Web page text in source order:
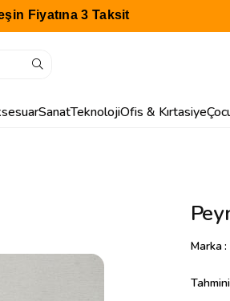
Fiyatına 3 Taksit
SanatTeknolojiOfis & Kırtasiye
Marka: